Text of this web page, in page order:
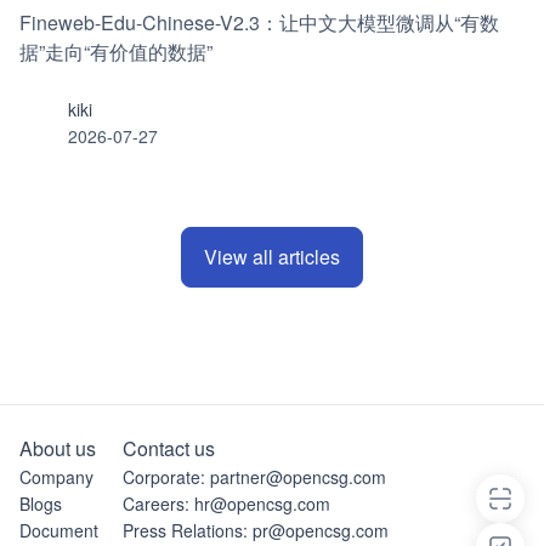
Fineweb-Edu-Chinese-V2.3：让中文大模型微调从“有数
据”走向“有价值的数据”
kiki
2026-07-27
View all articles
About us
Company
Blogs
Document
Contact us
Corporate: partner@opencsg.com
Careers: hr@opencsg.com
Press Relations: pr@opencsg.com